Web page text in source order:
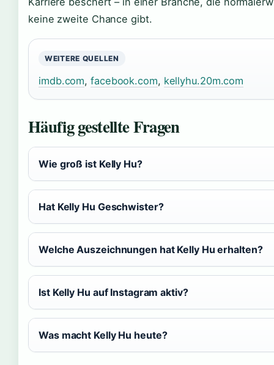
keine zweite Chance gibt.
WEITERE QUELLEN
imdb.com,facebook.com, kellyhu.20m.com
Häufig gestellte Fragen
Wie groß ist Kelly Hu?
Hat Kelly Hu Geschwister?
Welche Auszeichnungen hat Kelly Hu erhalten?
Ist Kelly Hu auf Instagram aktiv?
Was macht Kelly Hu heute?